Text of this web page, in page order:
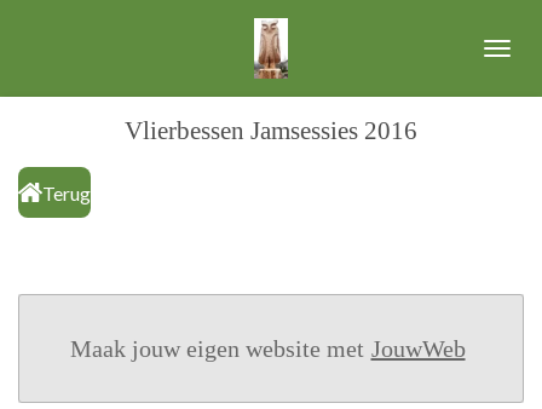
Vlierbessen Jamsessies 2016
Terug
Maak jouw eigen website met JouwWeb